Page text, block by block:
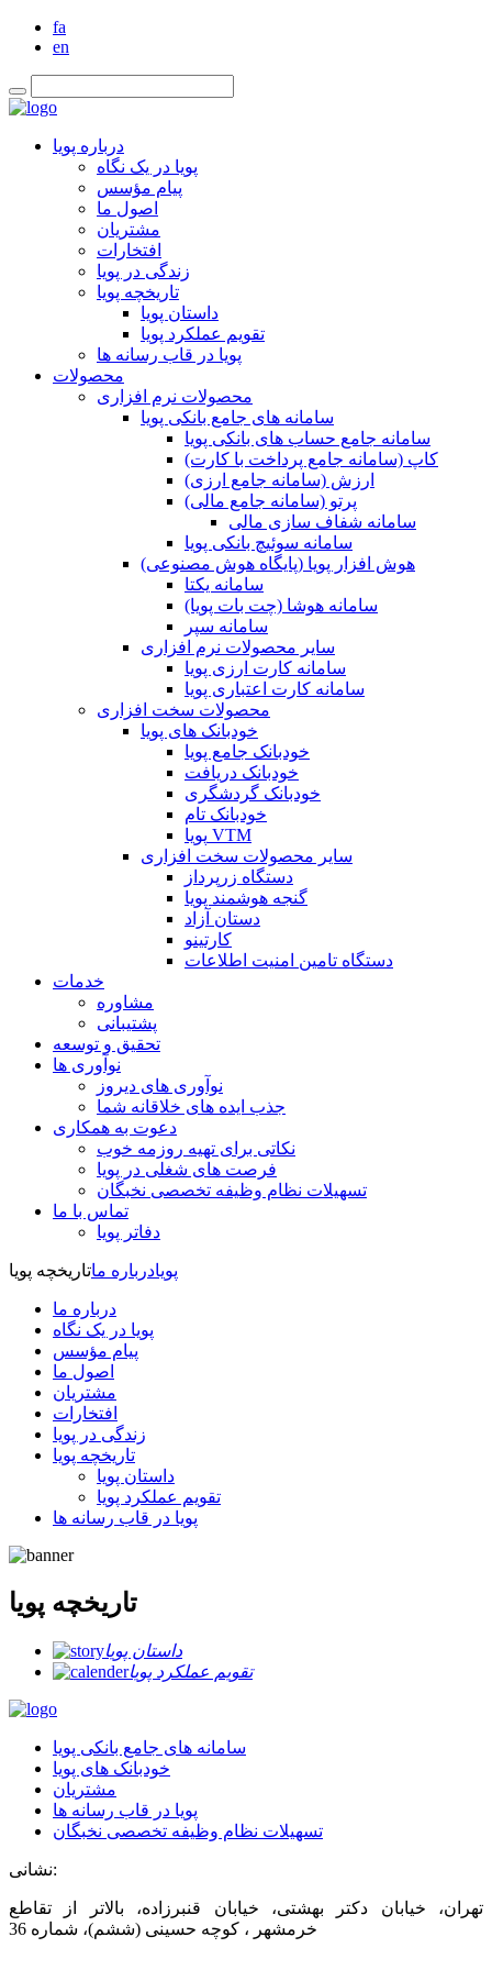
fa
en
درباره پویا
پویا در یک نگاه
پیام مؤسس
اصول ما
مشتریان
افتخارات
زندگی در پویا
تاریخچه پویا
داستان پویا
تقویم عملکرد پویا
پویا در قاب رسانه ها
محصولات
محصولات نرم افزاری
سامانه های جامع بانکی پویا
سامانه جامع حساب های بانکی پویا
کاپ (سامانه جامع پرداخت با کارت)
ارزش (سامانه جامع ارزی)
پرتو (سامانه جامع مالی)
سامانه شفاف سازی مالی
سامانه سوئیچ بانکی پویا
هوش افزار پویا (پایگاه هوش مصنوعی)
سامانه یکتا
سامانه هوشا (چت بات پویا)
سامانه سپر
سایر محصولات نرم افزاری
سامانه کارت ارزی پویا
سامانه کارت اعتباری پویا
محصولات سخت افزاری
خودبانک های پویا
خودبانک جامع پویا
خودبانک دریافت
خودبانک گردشگری
خودبانک تام
پویا VTM
سایر محصولات سخت افزاری
دستگاه زرپرداز
گنجه هوشمند پویا
دستان آزاد
کارتینو
دستگاه تامین امنیت اطلاعات
خدمات
مشاوره
پشتیبانی
تحقیق و توسعه
نوآوری ها
نوآوری های دیروز
جذب ایده های خلاقانه شما
دعوت به همکاری
نکاتی برای تهیه روزمه خوب
فرصت های شغلی در پویا
تسهیلات نظام وظیفه تخصصی نخبگان
تماس با ما
دفاتر پویا
پویادرباره ماتاریخچه پویا
درباره ما
پویا در یک نگاه
پیام مؤسس
اصول ما
مشتریان
افتخارات
زندگی در پویا
تاریخچه پویا
داستان پویا
تقویم عملکرد پویا
پویا در قاب رسانه ها
تاریخچه پویا
داستان پویا
تقویم عملکرد پویا
سامانه های جامع بانکی پویا
خودبانک های پویا
مشتریان
پویا در قاب رسانه ها
تسهیلات نظام وظیفه تخصصی نخبگان
نشانی:
تهران، خیابان دکتر بهشتی، خیابان قنبرزاده، بالاتر از تقاطع
خرمشهر ، کوچه حسینی (ششم)، شماره 36